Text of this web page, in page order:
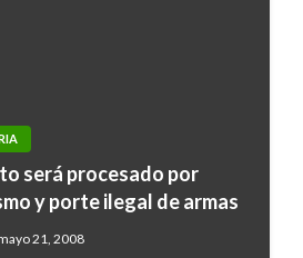
será procesado por
y porte ilegal de armas
21, 2008